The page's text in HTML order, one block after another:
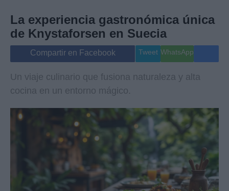
Internacional
Viajes
Gente
Musica
La experiencia gastronómica única
de Knystaforsen en Suecia
Compartir en Facebook Tweet WhatsApp
Un viaje culinario que fusiona naturaleza y alta
cocina en un entorno mágico.